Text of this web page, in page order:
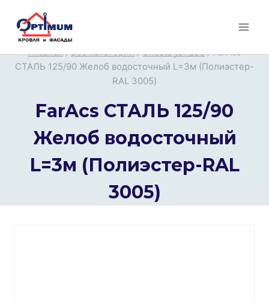
Перейти
Главная / Все категории / Uncategorized / FarAcs
СТАЛЬ 125/90 Желоб водосточный L=3м (Полиэстер-
RAL 3005)
FarAcs СТАЛЬ 125/90
Желоб водосточный
L=3м (Полиэстер-RAL
3005)